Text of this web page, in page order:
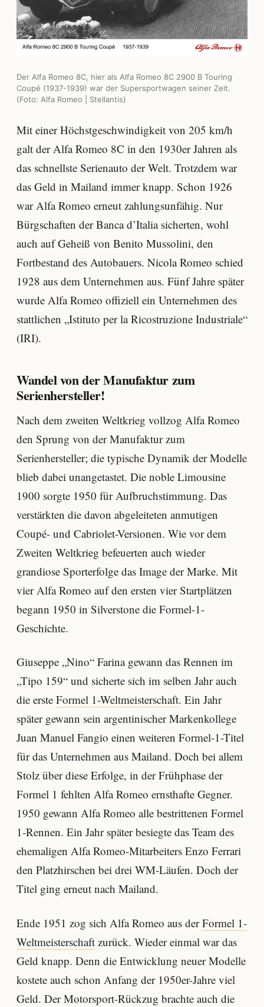
Der Alfa Romeo 8C, hier als Alfa Romeo 8C 2900 B Touring
Coupé (1937-1939) war der Supersportwagen seiner Zeit.
(Foto: Alfa Romeo | Stellantis)
Mit einer Höchstgeschwindigkeit von 205 km/h
galt der Alfa Romeo 8C in den 1930er Jahren als
das schnellste Serienauto der Welt. Trotzdem war
das Geld in Mailand immer knapp. Schon 1926
war Alfa Romeo erneut zahlungsunfähig. Nur
Bürgschaften der Banca d’Italia sicherten, wohl
auch auf Geheiß von Benito Mussolini, den
Fortbestand des Autobauers. Nicola Romeo schied
1928 aus dem Unternehmen aus. Fünf Jahre später
wurde Alfa Romeo offiziell ein Unternehmen des
stattlichen „Istituto per la Ricostruzione Industriale“
(IRI).
Wandel von der Manufaktur zum
Serienhersteller!
Nach dem zweiten Weltkrieg vollzog Alfa Romeo
den Sprung von der Manufaktur zum
Serienhersteller; die typische Dynamik der Modelle
blieb dabei unangetastet. Die noble Limousine
1900 sorgte 1950 für Aufbruchstimmung. Das
verstärkten die davon abgeleiteten anmutigen
Coupé- und Cabriolet-Versionen. Wie vor dem
Zweiten Weltkrieg befeuerten auch wieder
grandiose Sporterfolge das Image der Marke. Mit
vier Alfa Romeo auf den ersten vier Startplätzen
begann 1950 in Silverstone die Formel-1-
Geschichte.
Giuseppe „Nino“ Farina gewann das Rennen im
„Tipo 159“ und sicherte sich im selben Jahr auch
die erste Formel 1-Weltmeisterschaft. Ein Jahr
später gewann sein argentinischer Markenkollege
Juan Manuel Fangio einen weiteren Formel-1-Titel
für das Unternehmen aus Mailand. Doch bei allem
Stolz über diese Erfolge, in der Frühphase der
Formel 1 fehlten Alfa Romeo ernsthafte Gegner.
1950 gewann Alfa Romeo alle bestrittenen Formel
1-Rennen. Ein Jahr später besiegte das Team des
ehemaligen Alfa Romeo-Mitarbeiters Enzo Ferrari
den Platzhirschen bei drei WM-Läufen. Doch der
Titel ging erneut nach Mailand.
Ende 1951 zog sich Alfa Romeo aus derFormel 1-
Weltmeisterschaft zurück. Wieder einmal war das
Geld knapp. Denn die Entwicklung neuer Modelle
kostete auch schon Anfang der 1950er-Jahre viel
Geld. Der Motorsport-Rückzug brachte auch die